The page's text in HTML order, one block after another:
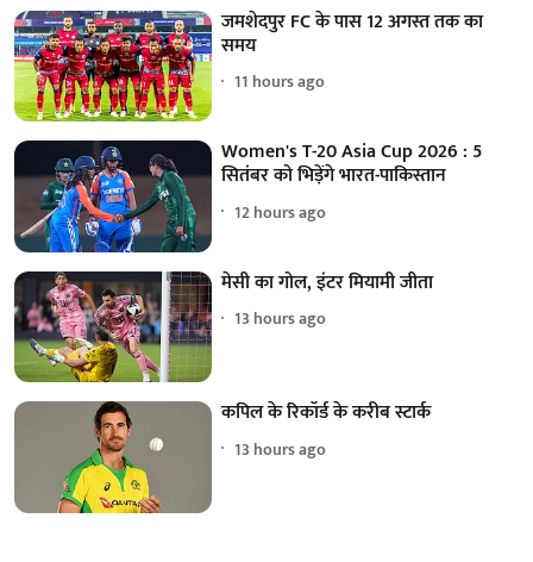
जमशेदपुर FC के पास 12 अगस्त तक का
समय
11 hours ago
Women's T-20 Asia Cup 2026 : 5
सितंबर को भिड़ेंगे भारत-पाकिस्तान
12 hours ago
मेसी का गोल, इंटर मियामी जीता
13 hours ago
कपिल के रिकॉर्ड के करीब स्टार्क
13 hours ago